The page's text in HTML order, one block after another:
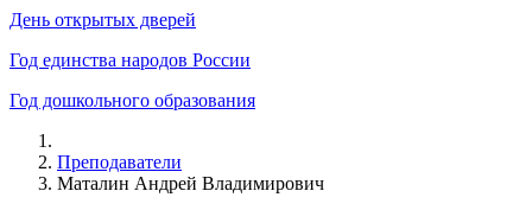
День открытых дверей
Год единства народов России
Год дошкольного образования
Преподаватели
Маталин Андрей Владимирович